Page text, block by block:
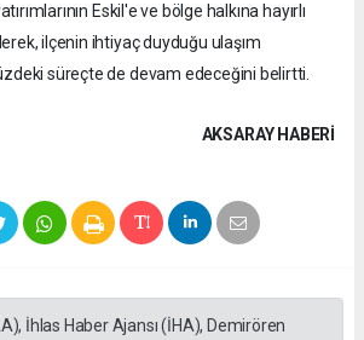
Eskil'e ve bölge halkına hayırlı
ilçenin ihtiyaç duyduğu ulaşım
süreçte de devam edeceğini belirtti.
AKSARAY HABERİ
İhlas Haber Ajansı (İHA), Demirören